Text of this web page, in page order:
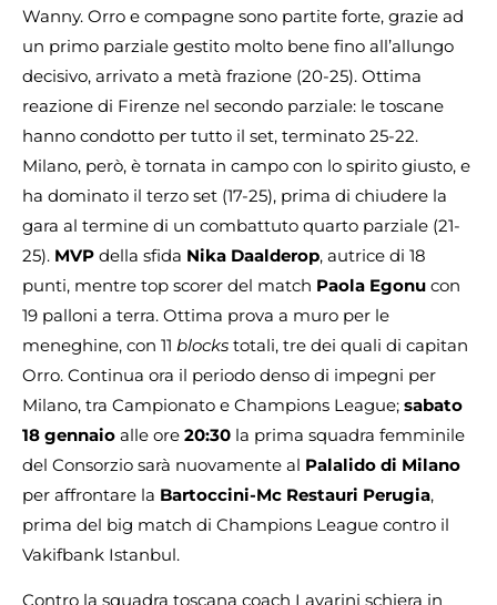
Wanny. Orro e compagne sono partite forte, grazie ad
un primo parziale gestito molto bene fino all’allungo
decisivo, arrivato a metà frazione (20-25). Ottima
reazione di Firenze nel secondo parziale: le toscane
hanno condotto per tutto il set, terminato 25-22.
Milano, però, è tornata in campo con lo spirito giusto, e
ha dominato il terzo set (17-25), prima di chiudere la
gara al termine di un combattuto quarto parziale (21-
25). MVP della sfida Nika Daalderop, autrice di 18
punti, mentre top scorer del match Paola Egonu con
19 palloni a terra. Ottima prova a muro per le
meneghine, con 11 blocks totali, tre dei quali di capitan
Orro. Continua ora il periodo denso di impegni per
Milano, tra Campionato e Champions League; sabato
18 gennaio alle ore 20:30 la prima squadra femminile
del Consorzio sarà nuovamente al Palalido di Milano
per affrontare la Bartoccini-Mc Restauri Perugia,
prima del big match di Champions League contro il
Vakifbank Istanbul.
Contro la squadra toscana coach Lavarini schiera in